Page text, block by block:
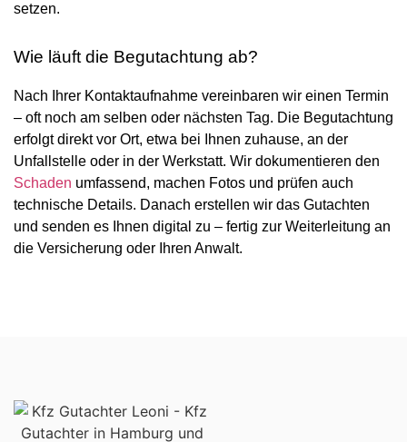
setzen.
Wie läuft die Begutachtung ab?
Nach Ihrer Kontaktaufnahme vereinbaren wir einen Termin
– oft noch am selben oder nächsten Tag. Die Begutachtung
erfolgt direkt vor Ort, etwa bei Ihnen zuhause, an der
Unfallstelle oder in der Werkstatt. Wir dokumentieren den
Schaden umfassend, machen Fotos und prüfen auch
technische Details. Danach erstellen wir das Gutachten
und senden es Ihnen digital zu – fertig zur Weiterleitung an
die Versicherung oder Ihren Anwalt.